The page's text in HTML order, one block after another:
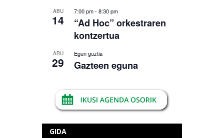
ABU
14
7:00 pm- 8:30 pm
“Ad Hoc” orkestraren
kontzertua
ABU
29
Egun guztia
Gazteen eguna
GIDA